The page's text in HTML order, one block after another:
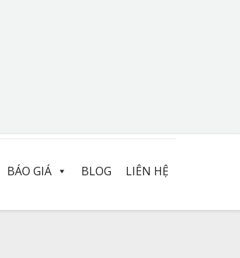
BÁO GIÁ BLOG LIÊN HỆ